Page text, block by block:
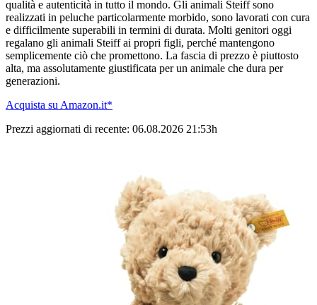
qualità e autenticità in tutto il mondo. Gli animali Steiff sono
realizzati in peluche particolarmente morbido, sono lavorati con cura
e difficilmente superabili in termini di durata. Molti genitori oggi
regalano gli animali Steiff ai propri figli, perché mantengono
semplicemente ciò che promettono. La fascia di prezzo è piuttosto
alta, ma assolutamente giustificata per un animale che dura per
generazioni.
Acquista su Amazon.it*
Prezzi aggiornati di recente: 06.08.2026 21:53h